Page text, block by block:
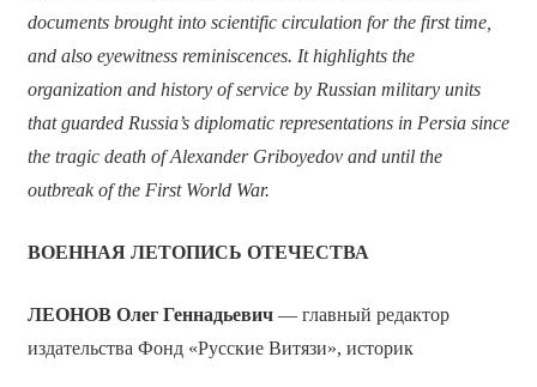
documents brought into scientific circulation for the first time,
and also eyewitness reminiscences. It highlights the
organization and history of service by Russian military units
that guarded Russia’s diplomatic representations in Persia since
the tragic death of Alexander Griboyedov and until the
outbreak of the First World War.
ВОЕННАЯ ЛЕТОПИСЬ ОТЕЧЕСТВА
ЛЕОНОВ Олег Геннадьевич— главный редактор
издательства Фонд «Русские Витязи», историк